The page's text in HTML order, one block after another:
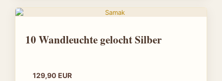
10 Wandleuchte gelocht Silber
129,90 EUR